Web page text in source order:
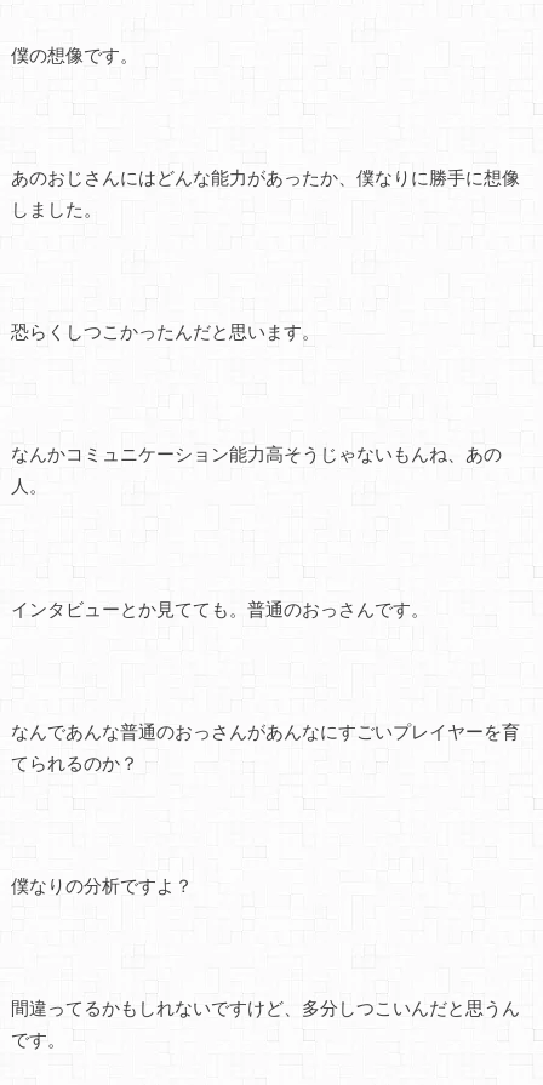
僕の想像です。
あのおじさんにはどんな能力があったか、僕なりに勝手に想像
しました。
恐らくしつこかったんだと思います。
なんかコミュニケーション能力高そうじゃないもんね、あの
人。
インタビューとか見てても。普通のおっさんです。
なんであんな普通のおっさんがあんなにすごいプレイヤーを育
てられるのか？
僕なりの分析ですよ？
間違ってるかもしれないですけど、多分しつこいんだと思うん
です。